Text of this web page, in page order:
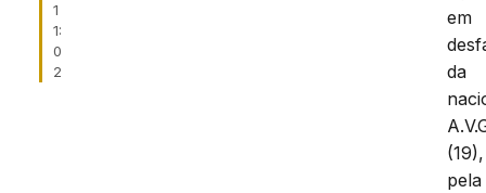
1
1:
0
2
em
da
(19),
pela